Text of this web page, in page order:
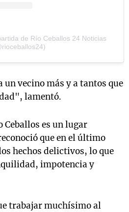
de Río Ceballos 24 Noticias
un vecino más y a tantos que
lamentó.
Ceballos es un lugar
que en el último
hechos delictivos, lo que
impotencia y
trabajar muchísimo al